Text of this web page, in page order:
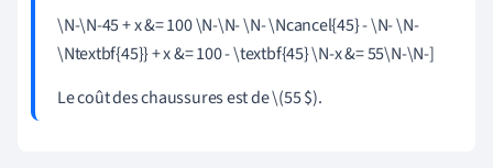
\N-\N-45 + x &= 100 \N-\N- \N- \Ncancel{45} - \N- \N-
\Ntextbf{45}} + x &= 100 - \textbf{45}\N-x &= 55\N-\N-]
Le coût des chaussures est de \(55 $).